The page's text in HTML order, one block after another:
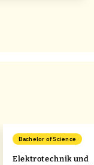
Bachelor of Science
Elektrotechnik und